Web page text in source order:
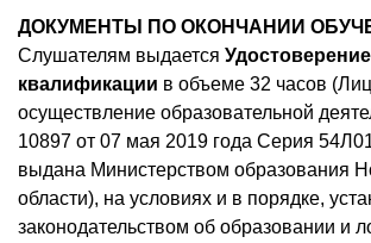
ДОКУМЕНТЫ ПО ОКОНЧАНИИ
Слушателям выдается
квалификации в объеме 32 часов
осуществление образовательной
10897 от 07 мая 2019 года Серия
выдана Министерством образования
области), на условиях и в порядке,
законодательством об образовании и